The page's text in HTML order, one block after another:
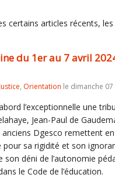
certains articles récents,
du 1er au 7 avril
, Orientation le dimanche
l’exceptionnelle une
Jean-Paul de
Dgesco remettent
sa rigidité et son
déni de l’autonomie
le Code de l’éducation.